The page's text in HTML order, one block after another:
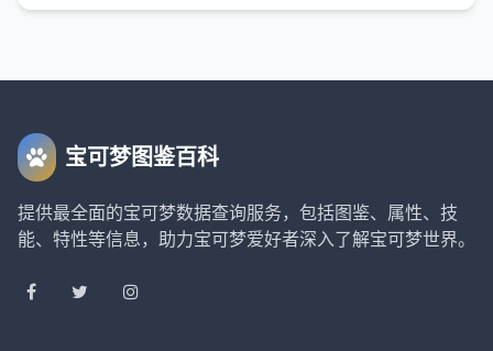
宝可梦图鉴百科
提供最全面的宝可梦数据查询服务，包括图鉴、属性、技
能、特性等信息，助力宝可梦爱好者深入了解宝可梦世界。